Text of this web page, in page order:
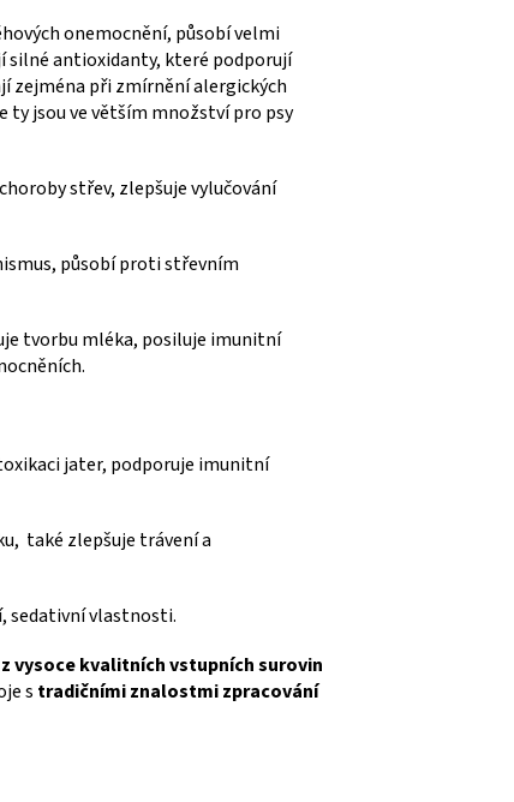
onemocnění, působí velmi
silné antioxidanty, které podporují
zejména při zmírnění alergických
jsou ve větším množství pro psy
střev, zlepšuje vylučování
působí proti střevním
tvorbu mléka, posiluje imunitní
jater, podporuje imunitní
také zlepšuje trávení a
vlastnosti.
z vysoce kvalitních vstupních surovin
s tradičními znalostmi zpracování